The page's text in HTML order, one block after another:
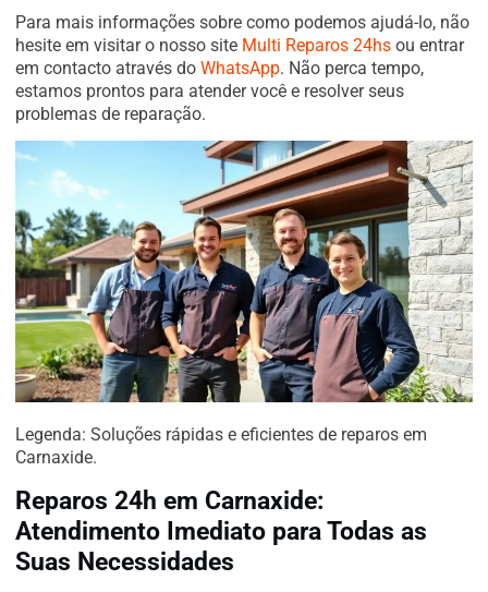
Para mais informações sobre como podemos ajudá-lo, não
hesite em visitar o nosso site Multi Reparos 24hs ou entrar
em contacto através do WhatsApp. Não perca tempo,
estamos prontos para atender você e resolver seus
problemas de reparação.
Legenda: Soluções rápidas e eficientes de reparos em
Carnaxide.
Reparos 24h em Carnaxide:
Atendimento Imediato para Todas as
Suas Necessidades